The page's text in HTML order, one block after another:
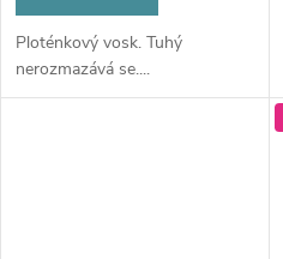
Ploténkový vosk. Tuhý
nerozmazává se....